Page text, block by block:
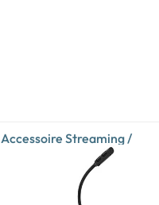
Accessoire Streaming /